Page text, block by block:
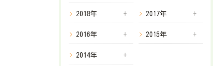
2018年 2017年
2016年 2015年
2014年